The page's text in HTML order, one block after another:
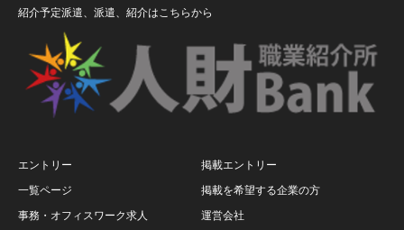
紹介予定派遣、派遣、紹介はこちらから
エントリー
一覧ページ
事務・オフィスワーク求人
掲載エントリー
掲載を希望する企業の方
運営会社